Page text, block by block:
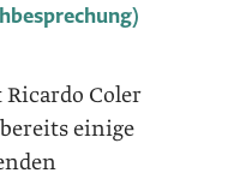
Coler
einige